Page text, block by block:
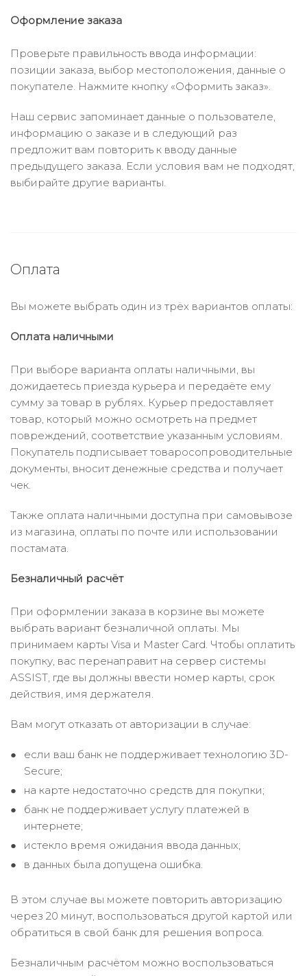
Оформление заказа
Проверьте правильность ввода информации:
позиции заказа, выбор местоположения, данные о
покупателе. Нажмите кнопку «Оформить заказ».
Наш сервис запоминает данные о пользователе,
информацию о заказе и в следующий раз
предложит вам повторить к вводу данные
предыдущего заказа. Если условия вам не подходят,
выбирайте другие варианты.
Оплата
Вы можете выбрать один из трёх вариантов оплаты:
Оплата наличными
При выборе варианта оплаты наличными, вы
дожидаетесь приезда курьера и передаёте ему
сумму за товар в рублях. Курьер предоставляет
товар, который можно осмотреть на предмет
повреждений, соответствие указанным условиям.
Покупатель подписывает товаросопроводительные
документы, вносит денежные средства и получает
чек.
Также оплата наличными доступна при самовывозе
из магазина, оплаты по почте или использовании
постамата.
Безналичный расчёт
При оформлении заказа в корзине вы можете
выбрать вариант безналичной оплаты. Мы
принимаем карты Visa и Master Card. Чтобы оплатить
покупку, вас перенаправит на сервер системы
ASSIST, где вы должны ввести номер карты, срок
действия, имя держателя.
Вам могут отказать от авторизации в случае:
если ваш банк не поддерживает технологию 3D-
Secure;
на карте недостаточно средств для покупки;
банк не поддерживает услугу платежей в
интернете;
истекло время ожидания ввода данных;
в данных была допущена ошибка.
В этом случае вы можете повторить авторизацию
через 20 минут, воспользоваться другой картой или
обратиться в свой банк для решения вопроса.
Безналичным расчётом можно воспользоваться